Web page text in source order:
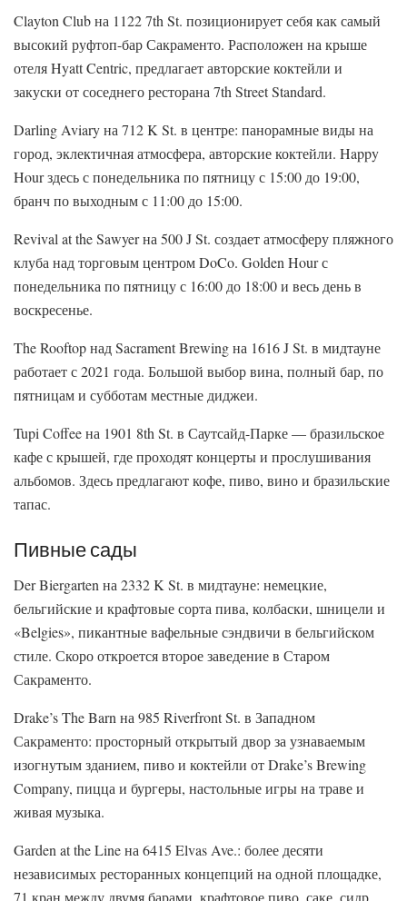
Clayton Club на 1122 7th St. позиционирует себя как самый
высокий руфтоп-бар Сакраменто. Расположен на крыше
отеля Hyatt Centric, предлагает авторские коктейли и
закуски от соседнего ресторана 7th Street Standard.
Darling Aviary на 712 K St. в центре: панорамные виды на
город, эклектичная атмосфера, авторские коктейли. Happy
Hour здесь с понедельника по пятницу с 15:00 до 19:00,
бранч по выходным с 11:00 до 15:00.
Revival at the Sawyer на 500 J St. создает атмосферу пляжного
клуба над торговым центром DoCo. Golden Hour с
понедельника по пятницу с 16:00 до 18:00 и весь день в
воскресенье.
The Rooftop над Sacrament Brewing на 1616 J St. в мидтауне
работает с 2021 года. Большой выбор вина, полный бар, по
пятницам и субботам местные диджеи.
Tupi Coffee на 1901 8th St. в Саутсайд-Парке — бразильское
кафе с крышей, где проходят концерты и прослушивания
альбомов. Здесь предлагают кофе, пиво, вино и бразильские
тапас.
Пивные сады
Der Biergarten на 2332 K St. в мидтауне: немецкие,
бельгийские и крафтовые сорта пива, колбаски, шницели и
«Belgies», пикантные вафельные сэндвичи в бельгийском
стиле. Скоро откроется второе заведение в Старом
Сакраменто.
Drake’s The Barn на 985 Riverfront St. в Западном
Сакраменто: просторный открытый двор за узнаваемым
изогнутым зданием, пиво и коктейли от Drake’s Brewing
Company, пицца и бургеры, настольные игры на траве и
живая музыка.
Garden at the Line на 6415 Elvas Ave.: более десяти
независимых ресторанных концепций на одной площадке,
71 кран между двумя барами, крафтовое пиво, саке, сидр,